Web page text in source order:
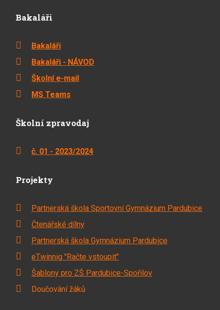
Bakaláři
Bakaláři
Bakaláři - NÁVOD
Školní e-mail
MS Teams
Školní zpravodaj
č. 01 - 2023/2024
Projekty
Partnerská škola Sportovní Gymnázium Pardubice
Čtenářské dílny
Partnerská škola Gymnázium Pardubice
eTwinnig "Račte vstoupit"
Šablony pro ZŠ Pardubice-Spořilov
Doučování žáků